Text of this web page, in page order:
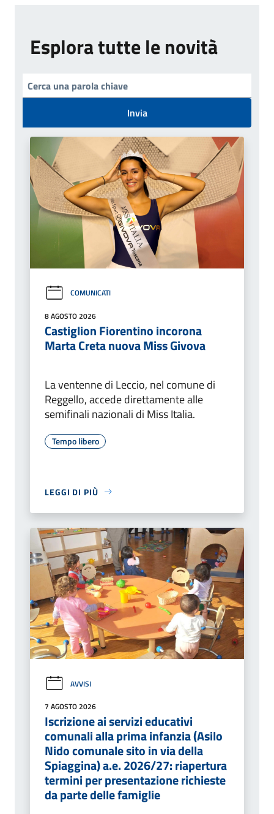
Esplora tutte le novità
Invia
COMUNICATI
8 AGOSTO 2026
Castiglion Fiorentino incorona
Marta Creta nuova Miss Givova
La ventenne di Leccio, nel comune di
Reggello, accede direttamente alle
semifinali nazionali di Miss Italia.
Tempo libero
LEGGI DI PIÙ
AVVISI
7 AGOSTO 2026
Iscrizione ai servizi educativi
comunali alla prima infanzia (Asilo
Nido comunale sito in via della
Spiaggina) a.e. 2026/27: riapertura
termini per presentazione richieste
da parte delle famiglie